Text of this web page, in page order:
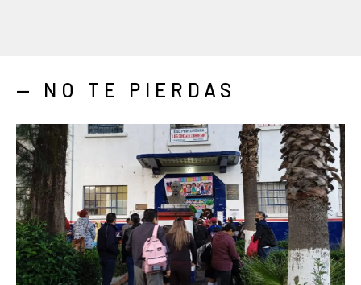
— NO TE PIERDAS